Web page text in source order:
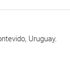
Uruguay.